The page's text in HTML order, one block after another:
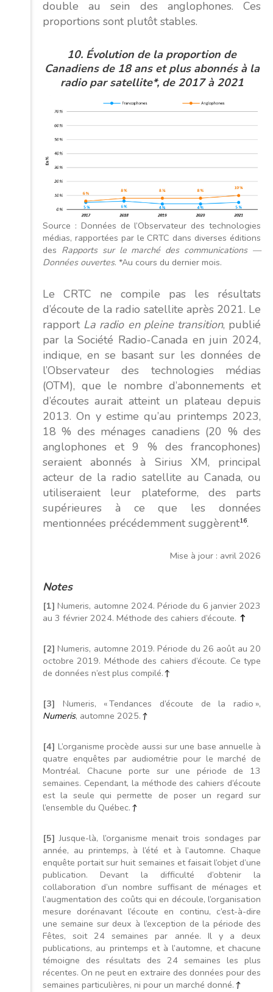
double au sein des anglophones. Ces
proportions sont plutôt stables.
10. Évolution de la proportion de
Canadiens de 18 ans et plus abonnés à la
radio par satellite*, de 2017 à 2021
Source : Données de l’Observateur des technologies
médias, rapportées par le CRTC dans diverses éditions
des Rapports sur le marché des communications —
Données ouvertes. *Au cours du dernier mois.
Le CRTC ne compile pas les résultats
d’écoute de la radio satellite après 2021. Le
rapport La radio en pleine transition, publié
par la Société Radio-Canada en juin 2024,
indique, en se basant sur les données de
l’Observateur des technologies médias
(OTM), que le nombre d’abonnements et
d’écoutes aurait atteint un plateau depuis
2013. On y estime qu’au printemps 2023,
18 % des ménages canadiens (20 % des
anglophones et 9 % des francophones)
seraient abonnés à Sirius XM, principal
acteur de la radio satellite au Canada, ou
utiliseraient leur plateforme, des parts
supérieures à ce que les données
mentionnées précédemment suggèrent16.
Mise à jour : avril 2026
Notes
[1] Numeris, automne 2024. Période du 6 janvier 2023
au 3 février 2024. Méthode des cahiers d’écoute. ↑
[2] Numeris, automne 2019. Période du 26 août au 20
octobre 2019. Méthode des cahiers d’écoute. Ce type
de données n’est plus compilé.↑
[3] Numeris, « Tendances d’écoute de la radio »,
Numeris, automne 2025. ↑
[4] L’organisme procède aussi sur une base annuelle à
quatre enquêtes par audiométrie pour le marché de
Montréal. Chacune porte sur une période de 13
semaines. Cependant, la méthode des cahiers d’écoute
est la seule qui permette de poser un regard sur
l’ensemble du Québec. ↑
[5] Jusque-là, l’organisme menait trois sondages par
année, au printemps, à l’été et à l’automne. Chaque
enquête portait sur huit semaines et faisait l’objet d’une
publication. Devant la difficulté d’obtenir la
collaboration d’un nombre suffisant de ménages et
l’augmentation des coûts qui en découle, l’organisation
mesure dorénavant l’écoute en continu, c’est-à-dire
une semaine sur deux à l’exception de la période des
Fêtes, soit 24 semaines par année. Il y a deux
publications, au printemps et à l’automne, et chacune
témoigne des résultats des 24 semaines les plus
récentes. On ne peut en extraire des données pour des
semaines particulières, ni pour un marché donné. ↑